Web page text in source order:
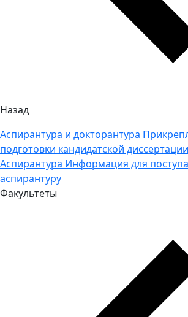
Назад
Аспирантура и докторантура
подготовки кандидатской диссертации
Аспирантура Информация для
аспирантуру
Факультеты